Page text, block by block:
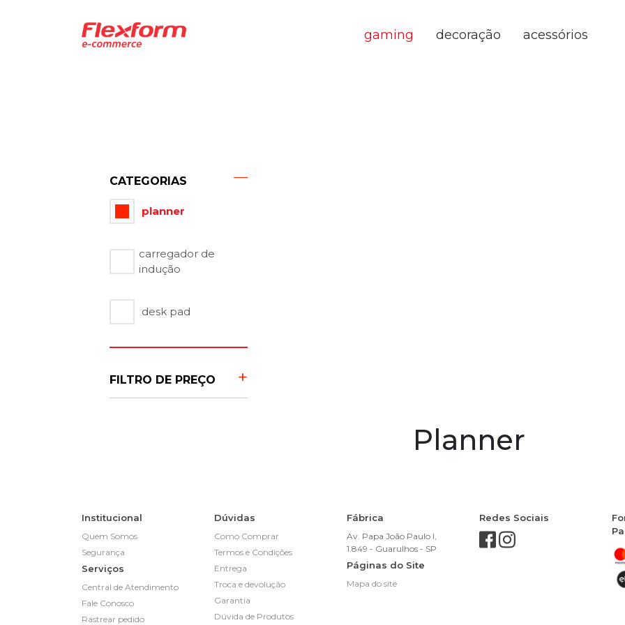
gaming decoração acessórios
CATEGORIAS
planner
carregador de
indução
desk pad
FILTRO DE PREÇO
Planner
Institucional
Quem Somos
Segurança
Serviços
Central de Atendimento
Fale Conosco
Rastrear pedido
Dúvidas
Como Comprar
Termos e Condições
Entrega
Troca e devolução
Garantia
Dúvida de Produtos
Fábrica
Av. Papa João Paulo I,
1.849 - Guarulhos - SP
Páginas do Site
Mapa do site
Redes Sociais